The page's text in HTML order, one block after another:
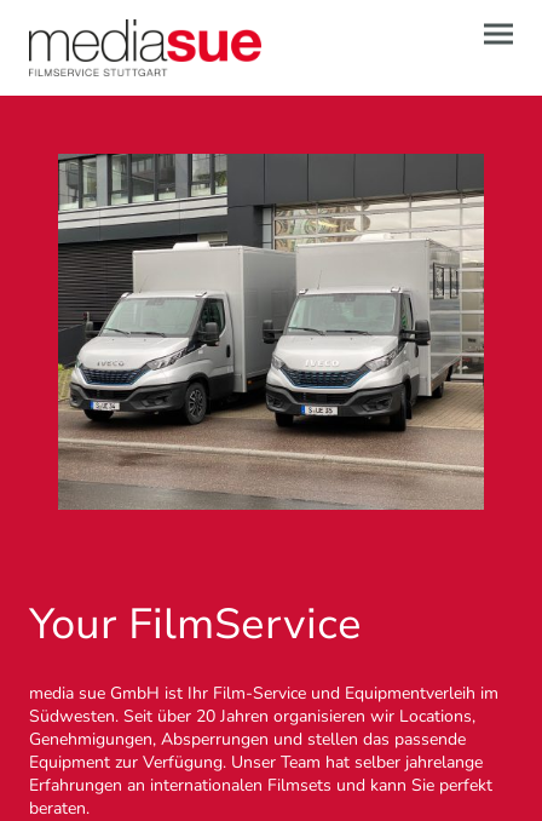
Your FilmService
media sue GmbH ist Ihr Film-Service und Equipmentverleih im
Südwesten. Seit über 20 Jahren organisieren wir Locations,
Genehmigungen, Absperrungen und stellen das passende
Equipment zur Verfügung. Unser Team hat selber jahrelange
Erfahrungen an internationalen Filmsets und kann Sie perfekt
beraten.